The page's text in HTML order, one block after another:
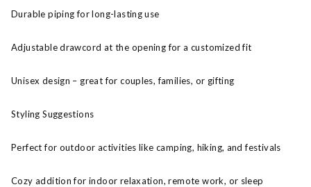
Durable piping for long-lasting use
Adjustable drawcord at the opening for a customized fit
Unisex design – great for couples, families, or gifting
Styling Suggestions
Perfect for outdoor activities like camping, hiking, and festivals
Cozy addition for indoor relaxation, remote work, or sleep